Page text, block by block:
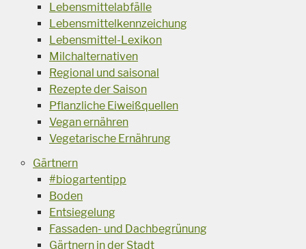
Lebensmittelabfälle
Lebensmittelkennzeichung
Lebensmittel-Lexikon
Milchalternativen
Regional und saisonal
Rezepte der Saison
Pflanzliche Eiweißquellen
Vegan ernähren
Vegetarische Ernährung
Gärtnern
#biogartentipp
Boden
Entsiegelung
Fassaden- und Dachbegrünung
Gärtnern in der Stadt